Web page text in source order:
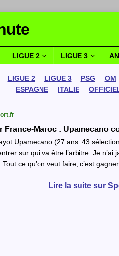
LIGUE 2 LIGUE 3
LIGUE 2 LIGUE 3 PSG OM
ESPAGNE
ITALIE
France-Maroc : Upamecano
Upamecano (27 ans, 43
sur qui va être l’arbitre. Je n’ai
ce qu’on veut faire, c’est
Lire la suite sur